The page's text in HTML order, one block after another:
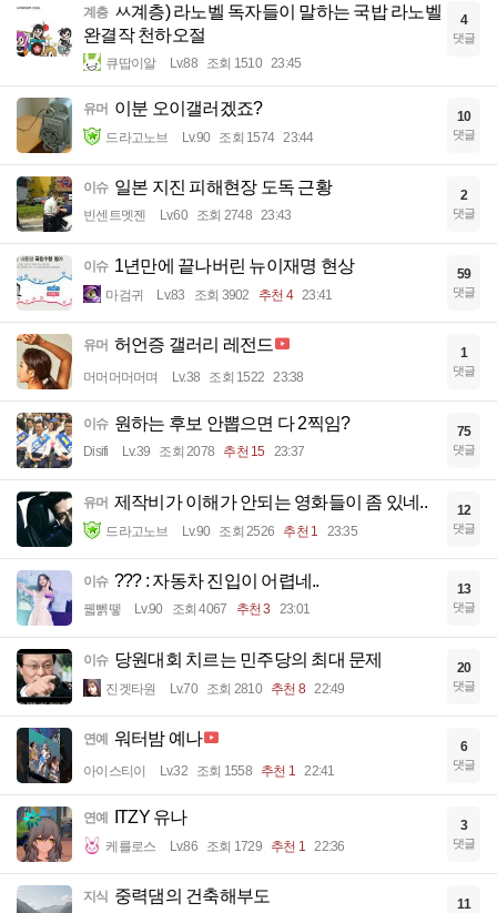
계층 ㅆ계층) 라노벨 독자들이 말하는 국밥 라노벨
완결작 천하오절
큐땁이알 Lv.88 조회 1510 23:45
4
댓글
유머 이분 오이갤러겠죠?
드라고노브 Lv.90 조회 1574 23:44
10
댓글
이슈 일본 지진 피해현장 도독 근황
빈센트멧젠 Lv.60 조회 2748 23:43
2
댓글
이슈 1년만에 끝나버린 뉴이재명 현상
마검귀 Lv.83 조회 3902 추천 4 23:41
59
댓글
유머 허언증 갤러리 레전드
머머머머머며 Lv.38 조회 1522 23:38
1
댓글
이슈 원하는 후보 안뽑으면 다 2찍임?
Disifi Lv.39 조회 2078 추천 15 23:37
75
댓글
유머 제작비가 이해가 안되는 영화들이 좀 있네..
드라고노브 Lv.90 조회 2526 추천 1 23:35
12
댓글
이슈 ??? : 자동차 진입이 어렵네..
꿻뻵뗗 Lv.90 조회 4067 추천 3 23:01
13
댓글
이슈 당원대회 치르는 민주당의 최대 문제
진겟타원 Lv.70 조회 2810 추천 8 22:49
20
댓글
연예 워터밤 예나
아이스티이 Lv.32 조회 1558 추천 1 22:41
6
댓글
연예 ITZY 유나
케를로스 Lv.86 조회 1729 추천 1 22:36
3
댓글
지식 중력댐의 건축해부도 11